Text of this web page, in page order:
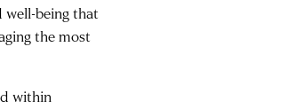
well-being that
the most
within